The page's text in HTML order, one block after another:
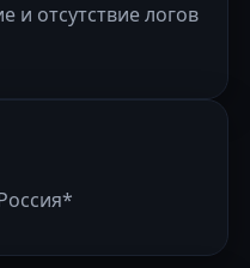
отсутствие логов